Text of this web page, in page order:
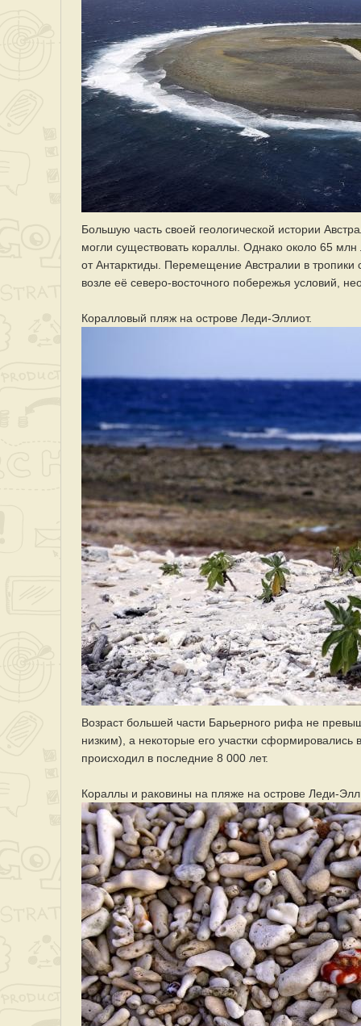
Большую часть своей геологической истории
могли существовать кораллы. Однако около 65 млн
от Антарктиды. Перемещение Австралии в
возле её северо-восточного побережья условий,
Коралловый пляж на острове Леди-Эллиот.
Возраст большей части Барьерного рифа не
низким), а некоторые его участки
происходил в последние 8 000 лет.
Кораллы и раковины на пляже на острове Леди-